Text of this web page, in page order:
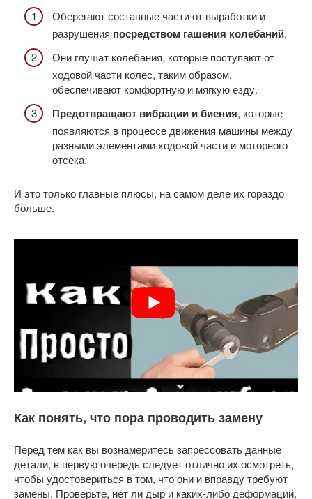
Оберегают составные части от выработки и
разрушения посредством гашения колебаний.
Они глушат колебания, которые поступают от
ходовой части колес, таким образом,
обеспечивают комфортную и мягкую езду.
Предотвращают вибрации и биения, которые
появляются в процессе движения машины между
разными элементами ходовой части и моторного
отсека.
И это только главные плюсы, на самом деле их гораздо
больше.
Как понять, что пора проводить замену
Перед тем как вы вознамеритесь запрессовать данные
детали, в первую очередь следует отлично их осмотреть,
чтобы удостовериться в том, что они и вправду требуют
замены. Проверьте, нет ли дыр и каких-либо деформаций,